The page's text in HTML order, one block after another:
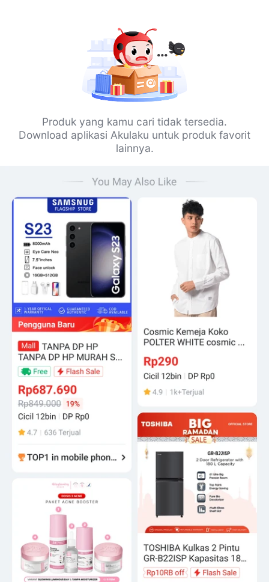
Produk yang kamu cari tidak tersedia.
Download aplikasi Akulaku untuk produk favorit
lainnya.